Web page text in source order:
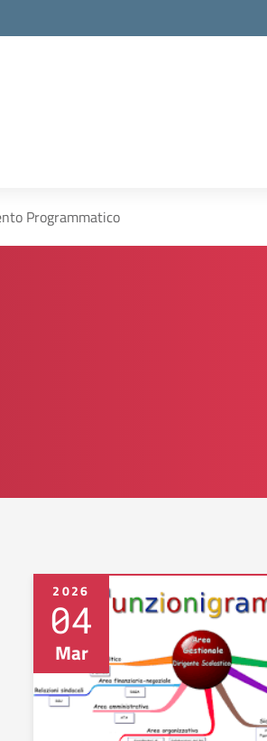
Programmatico
2026
04
Mar